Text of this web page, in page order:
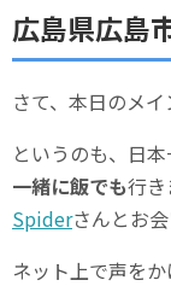
広島県広島
さて、本日のメイ
というのも、日
一緒に飯でも行き
Spiderさんとお
ネット上で声を